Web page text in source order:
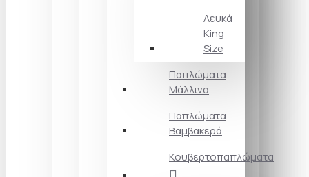
Λευκά
King
Size
Παπλώματα
Μάλλινα
Παπλώματα
Βαμβακερά
Κουβερτοπαπλώματα